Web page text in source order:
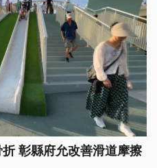
彰縣府允改善滑道摩擦